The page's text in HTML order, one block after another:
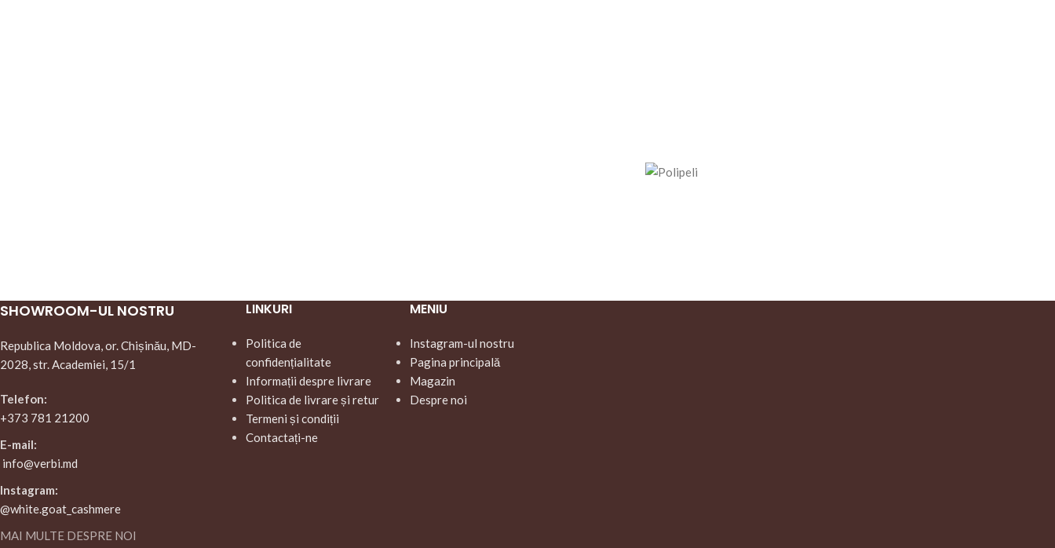
SHOWROOM-UL NOSTRU
Republica Moldova, or. Chișinău, MD-
2028, str. Academiei, 15/1
Telefon:
+373 781 21200
E-mail:
info@verbi.md
Instagram:
@white.goat_cashmere
MAI MULTE DESPRE NOI
LINKURI
Politica de
confidențialitate
Informații despre livrare
Politica de livrare și retur
Termeni și condiții
Contactați-ne
MENIU
Instagram-ul nostru
Pagina principală
Magazin
Despre noi